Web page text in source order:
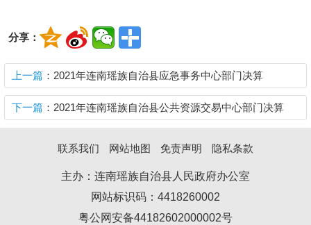
分享：
上一篇 ：2021年连南瑶族自治县应急事务中心部门决算
下一篇 ：2021年连南瑶族自治县公共资源交易中心部门决算
联系我们 网站地图 免责声明 隐私条款
主办：连南瑶族自治县人民政府办公室
网站标识码：4418260002
粤公网安备44182602000002号